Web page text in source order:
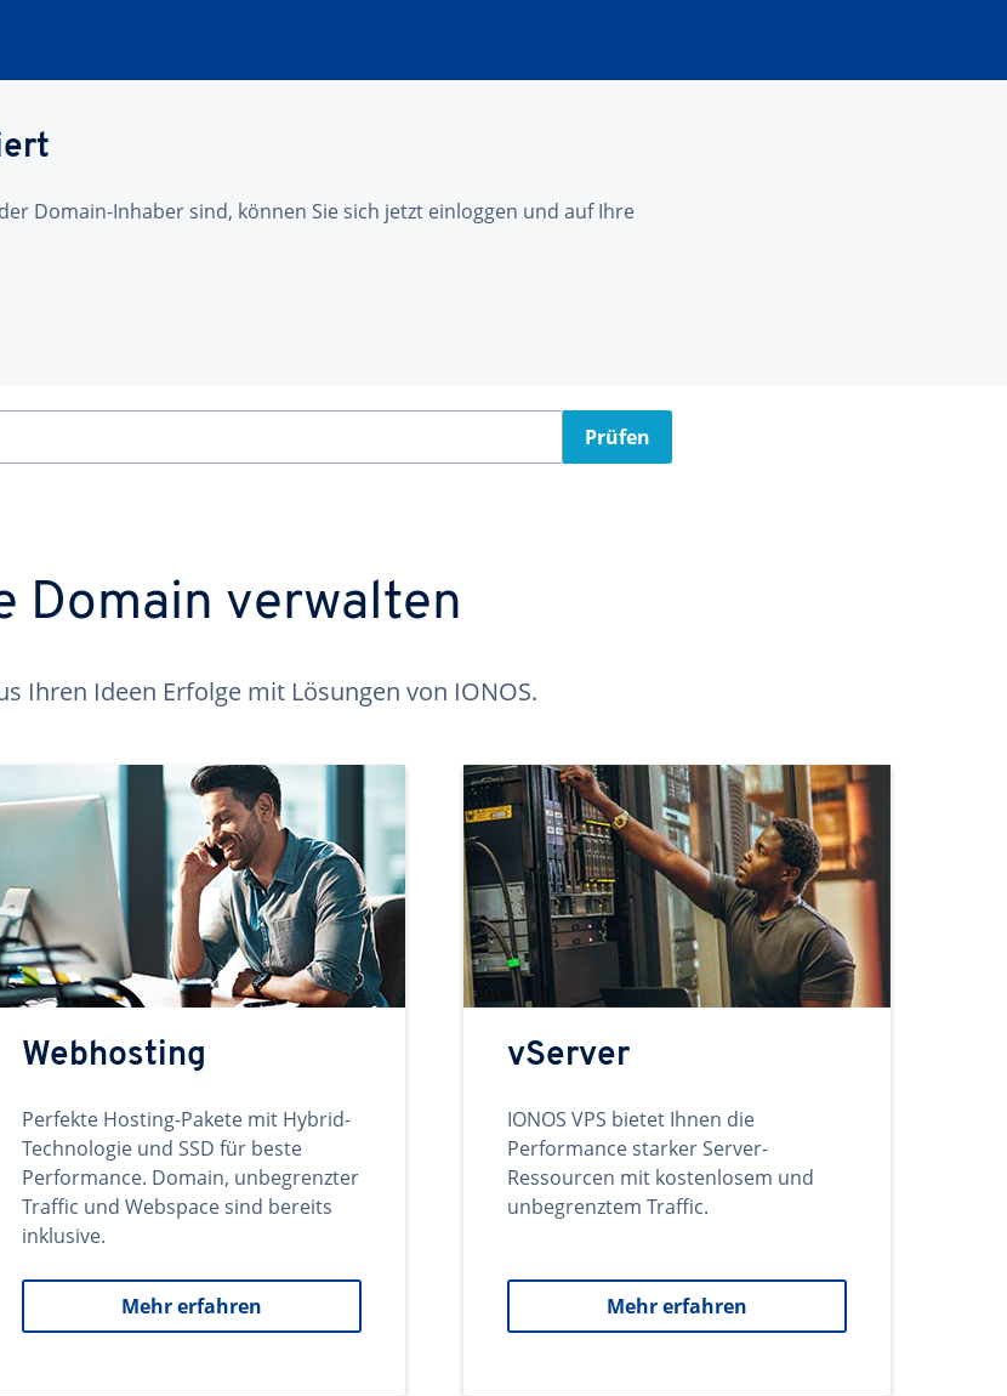
Domain-Inhaber sind, können Sie sich jetzt einloggen und auf Ihre
Prüfen
Domain verwalten
Ihren Ideen Erfolge mit Lösungen von IONOS.
Webhosting
Perfekte Hosting-Pakete mit Hybrid-
Technologie und SSD für beste
Performance. Domain, unbegrenzter
Traffic und Webspace sind bereits
inklusive.
Mehr erfahren
vServer
IONOS VPS bietet Ihnen die
Performance starker Server-
Ressourcen mit kostenlosem und
unbegrenztem Traffic.
Mehr erfahren